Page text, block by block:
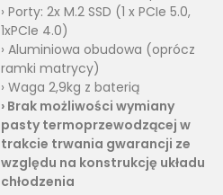
› Porty: 2x M.2 SSD (1 x PCIe 5.0,
1xPCIe 4.0)
› Aluminiowa obudowa (oprócz
ramki matrycy)
› Waga 2,9kg z baterią
› Brak możliwości wymiany
pasty termoprzewodzącej w
trakcie trwania gwarancji ze
względu na konstrukcję układu
chłodzenia